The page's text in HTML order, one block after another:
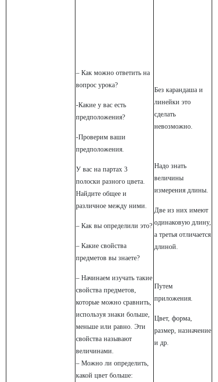
– Как можно ответить на
вопрос урока?
-Какие у вас есть
предположения?
-Проверим ваши
предположения.
У вас на партах 3
полоски разного цвета.
Найдите общее и
различное между ними.
– Как вы определили это?
– Какие свойства
предметов вы знаете?
– Начинаем изучать такие
свойства предметов,
которые можно сравнить,
используя знаки больше,
меньше или равно. Эти
свойства называют
величинами.
– Можно ли определить,
какой цвет больше:
Без карандаша и
линейки это
сделать
невозможно.
Надо знать
величины
измерения длины.
Две из них имеют
одинаковую длину,
а третья отличается
длиной.
Путем
приложения.
Цвет, форма,
размер, назначение
и др.